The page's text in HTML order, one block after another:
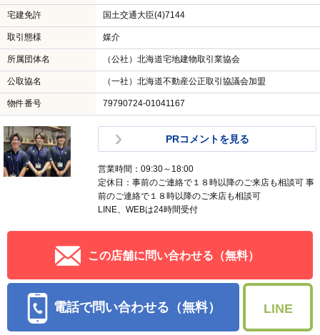
宅建免許 国土交通大臣(4)7144
取引態様 媒介
所属団体名 （公社）北海道宅地建物取引業協会
公取協名 （一社）北海道不動産公正取引協議会加盟
物件番号 79790724-01041167
PRコメントを見る
営業時間：09:30～18:00
定休日：事前のご連絡で１８時以降のご来店も相談可 事
前のご連絡で１８時以降のご来店も相談可
LINE、WEBは24時間受付
この店舗に問い合わせる（無料）
電話で問い合わせる（無料） LINE